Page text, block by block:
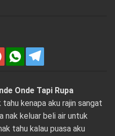
Onde Tapi Rupa
tahu kenapa aku rajin sangat
nak keluar beli air untuk
tahu kalau puasa aku